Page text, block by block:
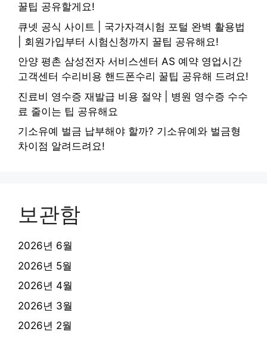
꿀팁 공유할게요!
큐넷 공식 사이트 | 국가자격시험 포털 완벽 활용법
| 회원가입부터 시험신청까지 꿀팁 공유해요!
안양 평촌 삼성전자 서비스센터 AS 예약 영업시간
고객센터 수리비용 핸드폰수리 꿀팁 공유해 드려요!
진료비 영수증 재발급 비용 절약 | 병원 영수증 수수
료 줄이는 팁 공유해요
기소유예 벌금 납부해야 할까? 기소유예와 벌금형
차이점 알려드려요!
보관함
2026년 6월
2026년 5월
2026년 4월
2026년 3월
2026년 2월